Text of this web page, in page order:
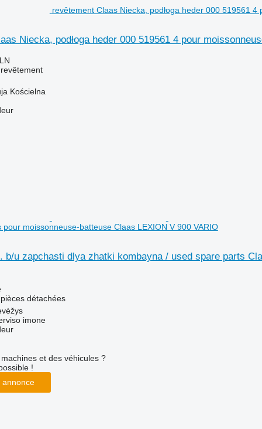
revêtement Claas Niecka, podłoga heder 000 519561
Niecka, podłoga heder 000 519561 4 pour
Kościelna
moissonneuse-batteuse Claas LEXION V 900 VARIO
b/u zapchasti dlya zhatki kombayna / used spare parts
détachées
imone
et des véhicules ?
!
annonce